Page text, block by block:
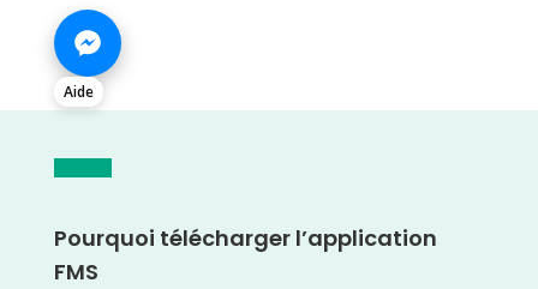
Aide
Pourquoi télécharger l’application
FMS